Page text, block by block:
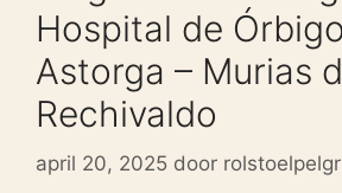
Hospital de
Astorga – Murias
Rechivaldo
april 20, 2025 door